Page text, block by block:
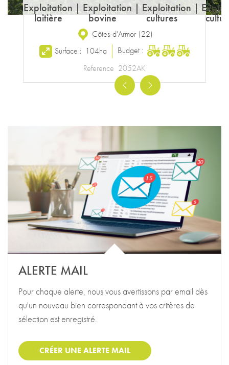
Exploitation
laitière
| Exploitation
bovine
| Exploitation
cultures
|
Côtes-d'Armor (22)
Surface : 104ha
Budget :
Reference 2052AK
PreviousNext
ALERTE MAIL
Pour chaque alerte, nous vous avertissons par email dès
qu'un nouveau bien correspondant à vos critères de
sélection est enregistré.
CRÉER UNE ALERTE MAIL